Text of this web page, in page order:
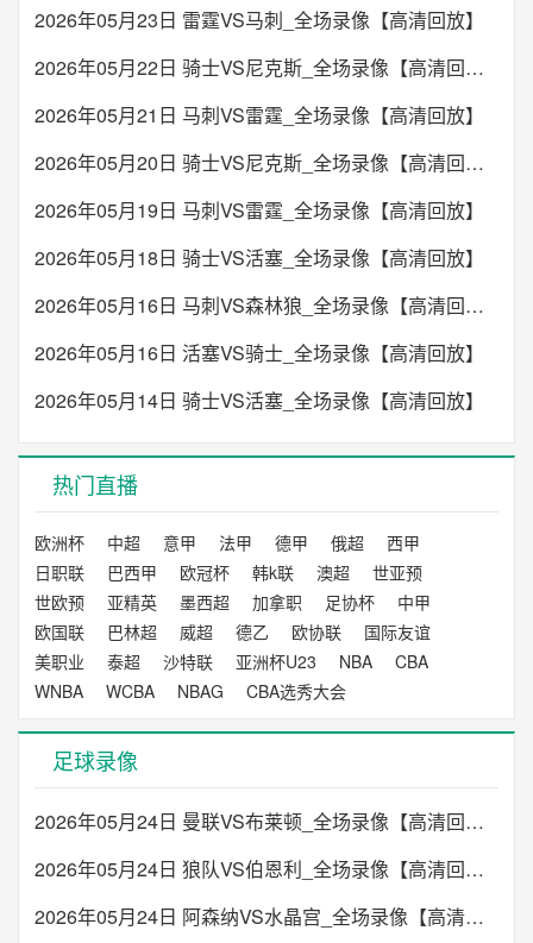
2026年05月23日 雷霆VS马刺_全场录像【高清回放】
2026年05月22日 骑士VS尼克斯_全场录像【高清回放】
2026年05月21日 马刺VS雷霆_全场录像【高清回放】
2026年05月20日 骑士VS尼克斯_全场录像【高清回放】
2026年05月19日 马刺VS雷霆_全场录像【高清回放】
2026年05月18日 骑士VS活塞_全场录像【高清回放】
2026年05月16日 马刺VS森林狼_全场录像【高清回放】
2026年05月16日 活塞VS骑士_全场录像【高清回放】
2026年05月14日 骑士VS活塞_全场录像【高清回放】
热门直播
欧洲杯 中超 意甲 法甲 德甲 俄超
西甲
日职联
巴西甲 欧冠杯 韩k联 澳超
世亚预
世欧预
亚精英 墨西超 加拿职 足协杯
中甲
欧国联
巴林超 威超 德乙 欧协联
国际友谊
美职业
泰超 沙特联 亚洲杯U23 NBA
CBA
WNBA
WCBA NBAG CBA选秀大会
足球录像
2026年05月24日 曼联VS布莱顿_全场录像【高清回放】
2026年05月24日 狼队VS伯恩利_全场录像【高清回放】
2026年05月24日 阿森纳VS水晶宫_全场录像【高清回放】